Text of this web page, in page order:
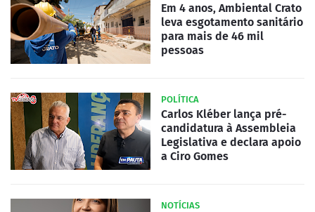
Em 4 anos, Ambiental Crato
leva esgotamento sanitário
para mais de 46 mil
pessoas
POLÍTICA
Carlos Kléber lança pré-
candidatura à Assembleia
Legislativa e declara apoio
a Ciro Gomes
NOTÍCIAS